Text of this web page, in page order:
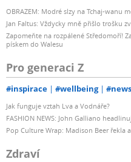
OBRAZEM: Modré slzy na Tchaj-wanu
Jan Faltus: Vždycky mně přišlo trošku
Zapomeňte na rozpálené Středomoří!
pískem do Walesu
Pro generaci Z
#inspirace #wellbeing #news
Jak funguje vztah Lva a Vodnáře?
FASHION NEWS: John Galliano
Pop Culture Wrap: Madison Beer řekla
Zdraví